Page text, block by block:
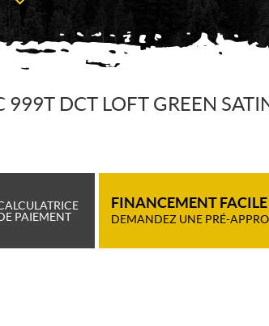
DCT LOFT GREEN
PAIEMENT
FINANCEMENT FACILE
DEMANDEZ UNE PRÉ-